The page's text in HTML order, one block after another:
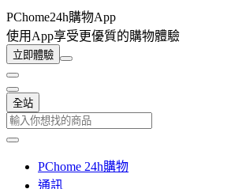
PChome24h購物App
使用App享受更優質的購物體驗
立即體驗
全站
PChome 24h購物
通訊